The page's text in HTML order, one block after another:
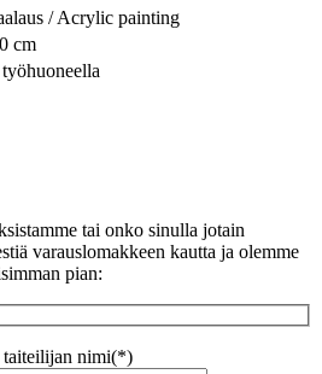
/ Acrylic painting
cm
tai onko sinulla jotain
varauslomakkeen kautta ja olemme
pian:
taiteilijan nimi(*)